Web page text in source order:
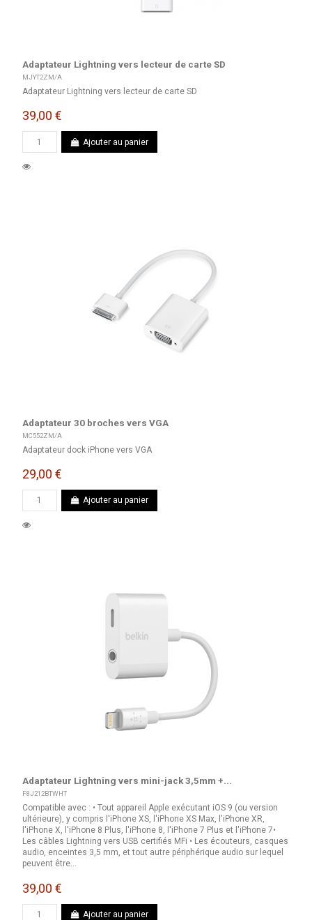
Adaptateur Lightning vers lecteur de carte SD
MJYT2ZM/A
Adaptateur Lightning vers lecteur de carte SD
39,00 €
Ajouter au panier
Adaptateur 30 broches vers VGA
MC552ZM/A
Adaptateur dock iPhone vers VGA
29,00 €
Ajouter au panier
Adaptateur Lightning vers mini-jack 3,5mm +...
F8J212BTWHT
Compatible avec : • Tout appareil Apple exécutant iOS 9 (ou version
ultérieure), y compris l'iPhone XS, l'iPhone XS Max, l'iPhone XR,
l'iPhone X, l'iPhone 8 Plus, l'iPhone 8, l'iPhone 7 Plus et l'iPhone 7•
Les câbles Lightning vers USB certifiés MFi • Les écouteurs, casques
audio, enceintes 3,5 mm, et tout autre périphérique audio sur lequel
peuvent être...
39,00 €
Ajouter au panier